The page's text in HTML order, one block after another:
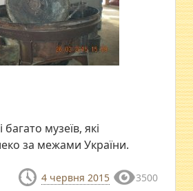
музеїв, які
за межами України.
4 червня 2015 3500